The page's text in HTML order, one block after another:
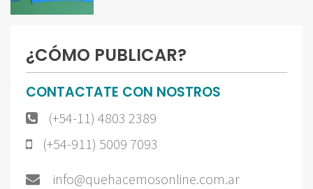
¿CÓMO PUBLICAR?
CONTACTATE CON NOSTROS
(+54-11) 4803 2389
(+54-911) 5009 7093
info@quehacemosonline.com.ar